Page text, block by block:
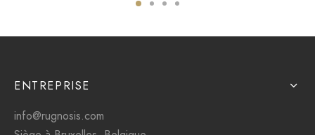
ENTREPRISE
info@rugnosis.com